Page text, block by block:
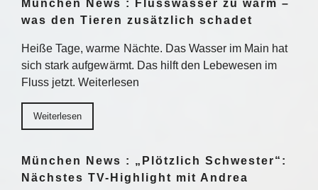
München News : Flusswasser zu warm –
was den Tieren zusätzlich schadet
Heiße Tage, warme Nächte. Das Wasser im Main hat
sich stark aufgewärmt. Das hilft den Lebewesen im
Fluss jetzt. Weiterlesen
Weiterlesen
München News : „Plötzlich Schwester“:
Nächstes TV-Highlight mit Andrea